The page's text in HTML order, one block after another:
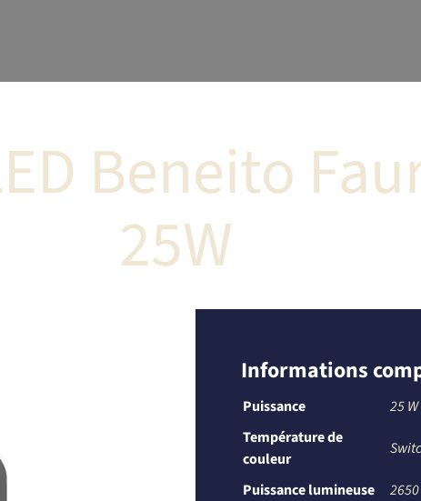
Beneito
25W
Informations
Puissance
25 W
Température de
couleur
Puissance lumineuse